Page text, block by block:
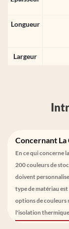
Longueur
Largeur
Concernant La
En ce qui concerne
200 couleurs de
doivent
type de matériau est
options de couleurs
l'isolation